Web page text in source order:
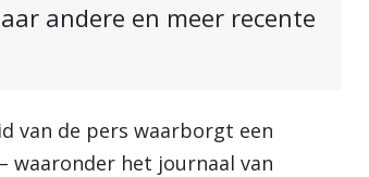
andere en meer recente
van de pers waarborgt een
waaronder het journaal van